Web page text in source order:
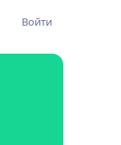
Войти